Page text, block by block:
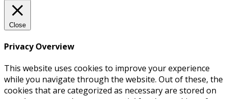
Close
Privacy Overview
This website uses cookies to improve your experience
while you navigate through the website. Out of these, the
cookies that are categorized as necessary are stored on